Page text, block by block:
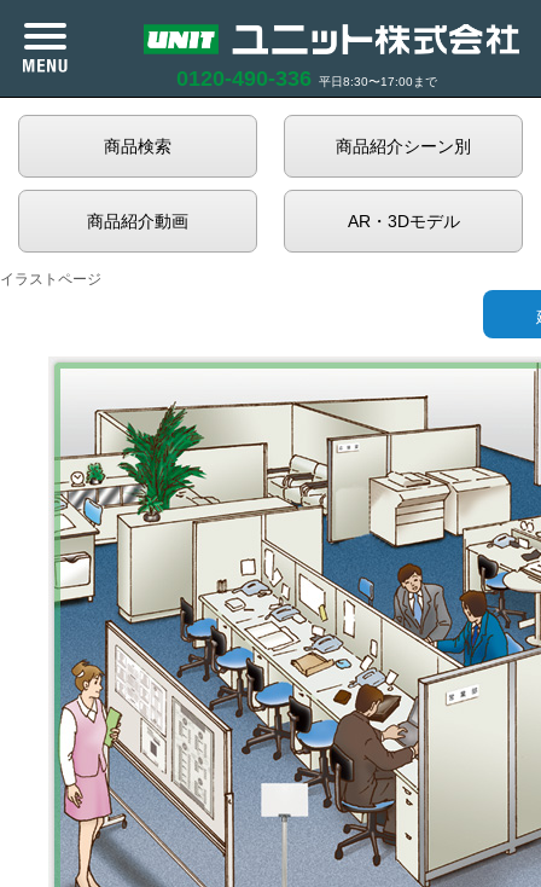
0120-490-336 平日8:30〜17:00まで
カタログ紹介
商品紹介
サポート
お知らせ
商品在庫照会
利用規約
プラバシーポリシー
商品検索 商品紹介シーン別
商品紹介動画 AR・3Dモデル
イラストページ